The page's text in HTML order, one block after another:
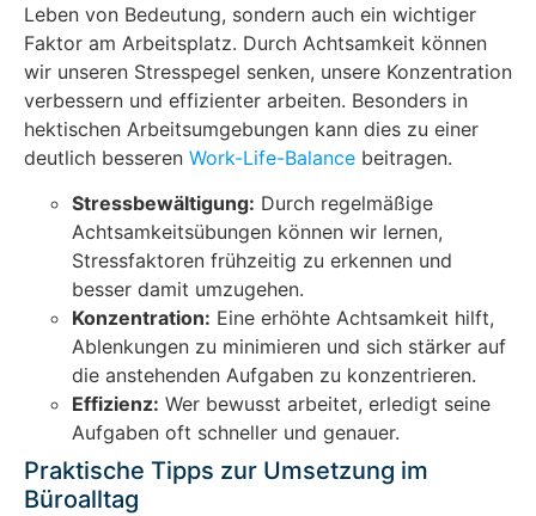
Leben von Bedeutung, sondern auch ein wichtiger
Faktor am Arbeitsplatz. Durch Achtsamkeit können
wir unseren Stresspegel senken, unsere Konzentration
verbessern und effizienter arbeiten. Besonders in
hektischen Arbeitsumgebungen kann dies zu einer
deutlich besseren Work-Life-Balance beitragen.
Stressbewältigung: Durch regelmäßige
Achtsamkeitsübungen können wir lernen,
Stressfaktoren frühzeitig zu erkennen und
besser damit umzugehen.
Konzentration: Eine erhöhte Achtsamkeit hilft,
Ablenkungen zu minimieren und sich stärker auf
die anstehenden Aufgaben zu konzentrieren.
Effizienz: Wer bewusst arbeitet, erledigt seine
Aufgaben oft schneller und genauer.
Praktische Tipps zur Umsetzung im
Büroalltag